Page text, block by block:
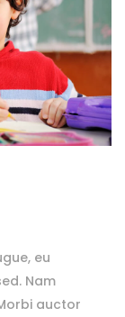
eu
Nam
auctor